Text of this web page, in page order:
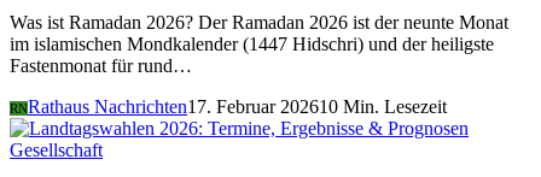
Was ist Ramadan 2026? Der Ramadan 2026 ist der neunte Monat
im islamischen Mondkalender (1447 Hidschri) und der heiligste
Fastenmonat für rund…
RNRathaus Nachrichten17. Februar 202610 Min. Lesezeit
Gesellschaft